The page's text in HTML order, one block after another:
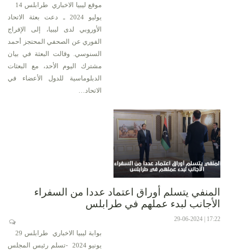
موقع ليبيا الاخباري طرابلس 14
يوليو 2024 ـ دعت بعثة الاتحاد
الأوروبي لدى ليبيا، إلى الإفراج
الفوري عن الصحفي المحتجز أحمد
السنوسي. وقالت البعثة في بيان
مشترك اليوم الأحد، مع البعثات
الدبلوماسية للدول الأعضاء في
الاتحاد…
المنفي يتسلم أوراق اعتماد عددا من السفراء
الأجانب لبدء عملهم في طرابلس
17:22 | 29-06-2024
بوابة ليبيا الاخباري طرابلس 29
يونيو 2024 -تسلم رئيس المجلس